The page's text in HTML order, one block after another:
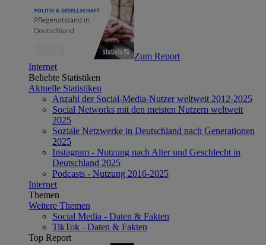
Zum Report
Internet
Beliebte Statistiken
Aktuelle Statistiken
Anzahl der Social-Media-Nutzer weltweit 2012-2025
Social Networks mit den meisten Nutzern weltweit
2025
Soziale Netzwerke in Deutschland nach Generationen
2025
Instagram - Nutzung nach Alter und Geschlecht in
Deutschland 2025
Podcasts - Nutzung 2016-2025
Internet
Themen
Weitere Themen
Social Media - Daten & Fakten
TikTok - Daten & Fakten
Top Report